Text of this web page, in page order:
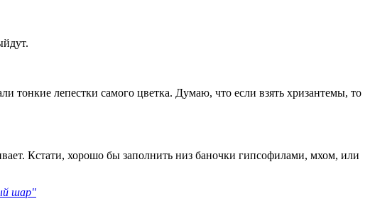
тонкие лепестки самого цветка. Думаю, что если взять хризантемы, то
Кстати, хорошо бы заполнить низ баночки гипсофилами, мхом, или
шар"